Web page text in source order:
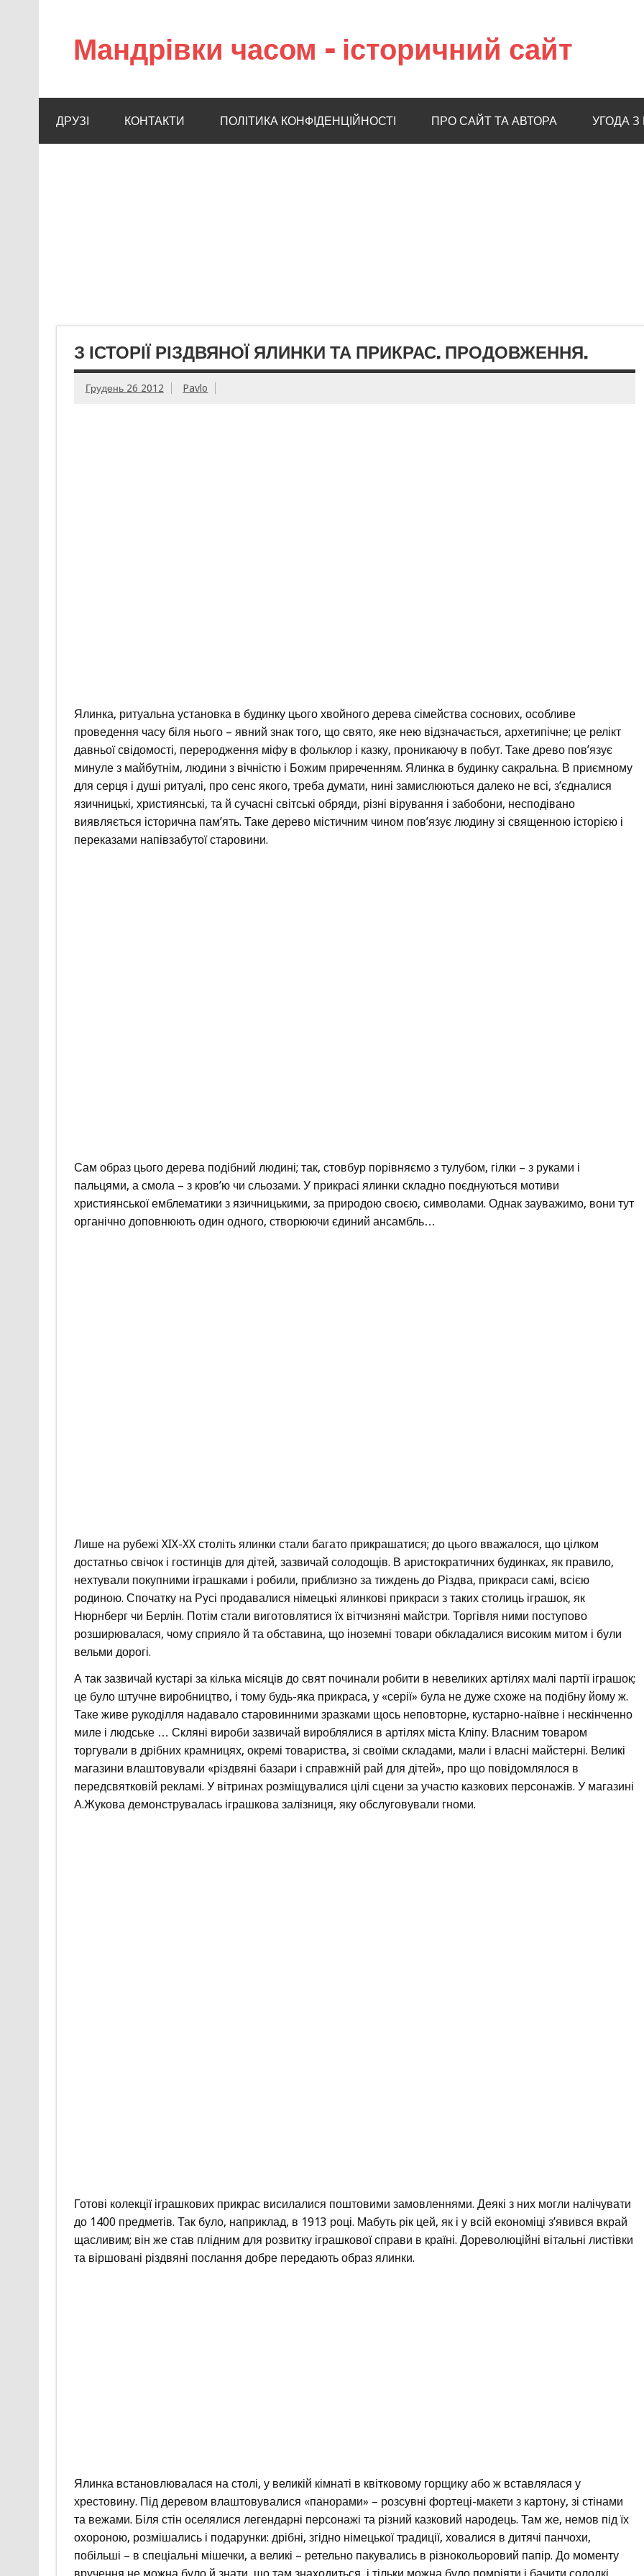
Мандрівки часом – історичний сайт
ДРУЗІ КОНТАКТИ ПОЛІТИКА КОНФІДЕНЦІЙНОСТІ ПРО САЙТ ТА АВТОРА УГОДА
З ІСТОРІЇ РІЗДВЯНОЇ ЯЛИНКИ ТА ПРИКРАС. ПРОДОВЖЕННЯ.
Грудень 26 2012 Pavlo
Ялинка, ритуальна установка в будинку цього хвойного дерева сімейства соснових, особливе
проведення часу біля нього – явний знак того, що свято, яке нею відзначається, архетипічне; це релікт
давньої свідомості, переродження міфу в фольклор і казку, проникаючу в побут. Таке древо пов’язує
минуле з майбутнім, людини з вічністю і Божим приреченням. Ялинка в будинку сакральна. В приємному
для серця і душі ритуалі, про сенс якого, треба думати, нині замислюються далеко не всі, з’єдналися
язичницькі, християнські, та й сучасні світські обряди, різні вірування і забобони, несподівано
виявляється історична пам’ять. Таке дерево містичним чином пов’язує людину зі священною історією і
переказами напівзабутої старовини.
Сам образ цього дерева подібний людині; так, стовбур порівняємо з тулубом, гілки – з руками і
пальцями, а смола – з кров’ю чи сльозами. У прикрасі ялинки складно поєднуються мотиви
християнської емблематики з язичницькими, за природою своєю, символами. Однак зауважимо, вони тут
органічно доповнюють один одного, створюючи єдиний ансамбль…
Лише на рубежі XIX-XX століть ялинки стали багато прикрашатися; до цього вважалося, що цілком
достатньо свічок і гостинців для дітей, зазвичай солодощів. В аристократичних будинках, як правило,
нехтували покупними іграшками і робили, приблизно за тиждень до Різдва, прикраси самі, всією
родиною. Спочатку на Русі продавалися німецькі ялинкові прикраси з таких столиць іграшок, як
Нюрнберг чи Берлін. Потім стали виготовлятися їх вітчизняні майстри. Торгівля ними поступово
розширювалася, чому сприяло й та обставина, що іноземні товари обкладалися високим митом і були
вельми дорогі.
А так зазвичай кустарі за кілька місяців до свят починали робити в невеликих артілях малі партії іграшок;
це було штучне виробництво, і тому будь-яка прикраса, у «серії» була не дуже схоже на подібну йому ж.
Таке живе рукоділля надавало старовинними зразками щось неповторне, кустарно-наївне і нескінченно
миле і людське … Скляні вироби зазвичай вироблялися в артілях міста Кліпу. Власним товаром
торгували в дрібних крамницях, окремі товариства, зі своїми складами, мали і власні майстерні. Великі
магазини влаштовували «різдвяні базари і справжній рай для дітей», про що повідомлялося в
передсвятковій рекламі. У вітринах розміщувалися цілі сцени за участю казкових персонажів. У магазині
А.Жукова демонструвалась іграшкова залізниця, яку обслуговували гноми.
Готові колекції іграшкових прикрас висилалися поштовими замовленнями. Деякі з них могли налічувати
до 1400 предметів. Так було, наприклад, в 1913 році. Мабуть рік цей, як і у всій економіці з’явився вкрай
щасливим; він же став плідним для розвитку іграшкової справи в країні. Дореволюційні вітальні листівки
та віршовані різдвяні послання добре передають образ ялинки.
Ялинка встановлювалася на столі, у великій кімнаті в квітковому горщику або ж вставлялася у
хрестовину. Під деревом влаштовувалися «панорами» – розсувні фортеці-макети з картону, зі стінами
та вежами. Біля стін оселялися легендарні персонажі та різний казковий народець. Там же, немов під їх
охороною, розмішались і подарунки: дрібні, згідно німецької традиції, ховалися в дитячі панчохи,
побільші – в спеціальні мішечки, а великі – ретельно пакувались в різнокольоровий папір. До моменту